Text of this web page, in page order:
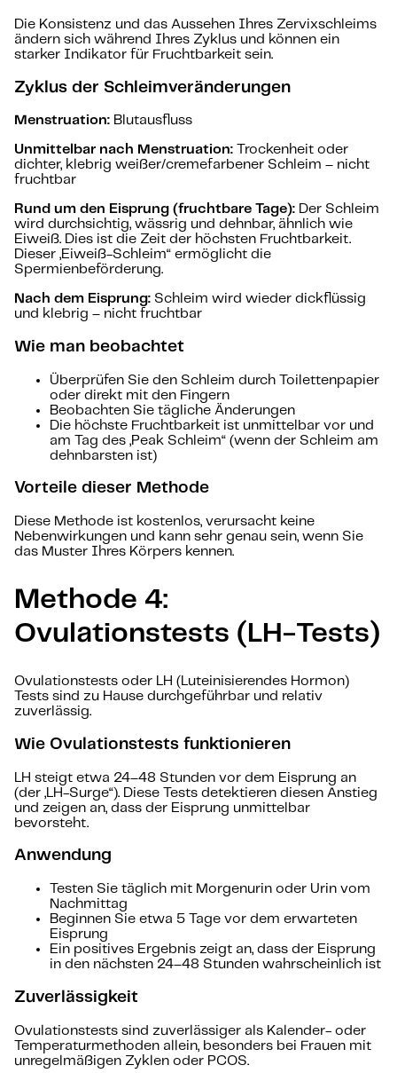
Die Konsistenz und das Aussehen Ihres Zervixschleims
ändern sich während Ihres Zyklus und können ein
starker Indikator für Fruchtbarkeit sein.
Zyklus der Schleimveränderungen
Menstruation: Blutausfluss
Unmittelbar nach Menstruation: Trockenheit oder
dichter, klebrig weißer/cremefarbener Schleim – nicht
fruchtbar
Rund um den Eisprung (fruchtbare Tage): Der Schleim
wird durchsichtig, wässrig und dehnbar, ähnlich wie
Eiweiß. Dies ist die Zeit der höchsten Fruchtbarkeit.
Dieser „Eiweiß-Schleim“ ermöglicht die
Spermienbeförderung.
Nach dem Eisprung: Schleim wird wieder dickflüssig
und klebrig – nicht fruchtbar
Wie man beobachtet
Überprüfen Sie den Schleim durch Toilettenpapier
oder direkt mit den Fingern
Beobachten Sie tägliche Änderungen
Die höchste Fruchtbarkeit ist unmittelbar vor und
am Tag des „Peak Schleim“ (wenn der Schleim am
dehnbarsten ist)
Vorteile dieser Methode
Diese Methode ist kostenlos, verursacht keine
Nebenwirkungen und kann sehr genau sein, wenn Sie
das Muster Ihres Körpers kennen.
Methode 4:
Ovulationstests (LH-Tests)
Ovulationstests oder LH (Luteinisierendes Hormon)
Tests sind zu Hause durchgeführbar und relativ
zuverlässig.
Wie Ovulationstests funktionieren
LH steigt etwa 24–48 Stunden vor dem Eisprung an
(der „LH-Surge“). Diese Tests detektieren diesen Anstieg
und zeigen an, dass der Eisprung unmittelbar
bevorsteht.
Anwendung
Testen Sie täglich mit Morgenurin oder Urin vom
Nachmittag
Beginnen Sie etwa 5 Tage vor dem erwarteten
Eisprung
Ein positives Ergebnis zeigt an, dass der Eisprung
in den nächsten 24–48 Stunden wahrscheinlich ist
Zuverlässigkeit
Ovulationstests sind zuverlässiger als Kalender- oder
Temperaturmethoden allein, besonders bei Frauen mit
unregelmäßigen Zyklen oder PCOS.